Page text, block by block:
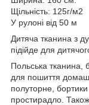
Щільність: 125г/м2
У рулоні від 50 м
Дитяча тканина з
підійде для
Польська тканина,
для пошиття
полуторне,
простирадло.